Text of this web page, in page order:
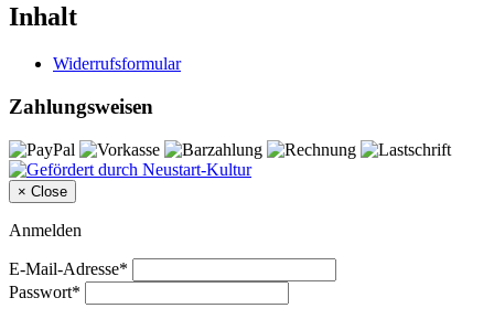
Inhalt
Widerrufsformular
Zahlungsweisen
× Close
Anmelden
E-Mail-Adresse*
Passwort*